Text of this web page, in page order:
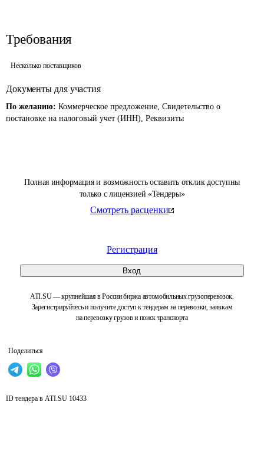
Полная информация и возможность оставить отклик доступны
только с лицензией «Тендеры»
Смотреть расценки
Регистрация
Вход
ATI.SU — крупнейшая в России биржа автомобильных грузоперевозок.
Зарегистрируйтесь и получите доступ к тендерам на перевозки, заявкам
на перевозку грузов и поиск транспорта
Поделиться
Требования
Несколько поставщиков
Документы для участия
По желанию: Коммерческое предложение, Свидетельство о
постановке на налоговый учет (ИНН), Реквизиты
ID тендера в ATI.SU 10433